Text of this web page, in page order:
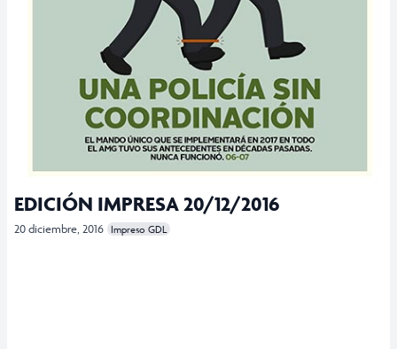
EDICIÓN IMPRESA 20/12/2016
20 diciembre, 2016 Impreso GDL